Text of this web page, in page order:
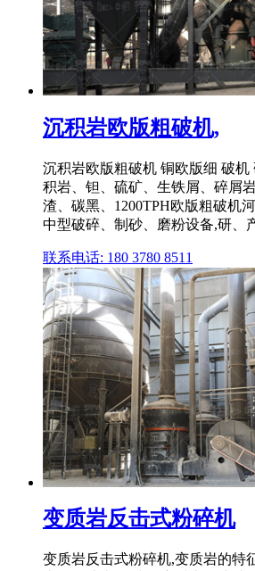
沉积岩欧版粗破机,
沉积岩欧版粗破机 铜欧版细 破
积岩、钽、硫矿、生铁屑、碎屑
渣、碳黑、1200TPH欧版粗破机
中型破碎、制砂、磨粉设备,研、
联系电话: 180 3780 8511
变质岩反击式粉碎机
变质岩反击式粉碎机,变质岩的特